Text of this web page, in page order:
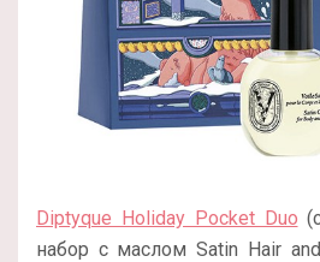
Diptyque Holiday Pocket Duo
набор с маслом Satin Hair